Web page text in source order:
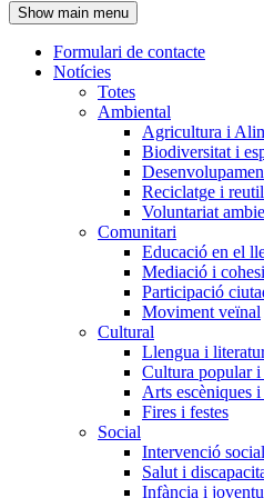
l'encapçalament
Show main menu
Navegació
principal
Formulari de contacte
Notícies
Totes
Ambiental
Agricultura i
Biodiversitat i
Reciclatge i
Voluntariat
Comunitari
Educació en el
Mediació i
Participació
Moviment veïnal
Cultural
Llengua i
Cultura popular
Arts escèniques
Fires i festes
Social
Intervenció social
Salut i
Infància i